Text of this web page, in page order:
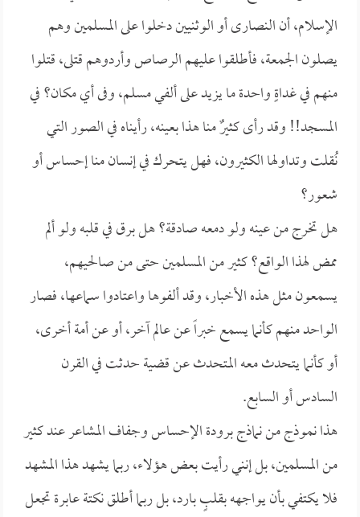
الإسلام، أن النصارى أو الوثنيين دخلوا على المسلمين وهم
يصلون الجمعة، فأطلقوا عليهم الرصاص وأردوهم قتلى، قتلوا
منهم في غداةٍ واحدة ما يزيد على ألفي مسلم، وفى أي مكان؟ في
المسجد!! وقد رأى كثيرٌ منا هذا بعينه، رأيناه في الصور التي
نُقلت وتداولها الكثيرون، فهل يتحرك في إنسان منا إحساس أو
شعور؟
هل تخرج من عينه ولو دمعه صادقة؟ هل برق في قلبه ولو ألم
ممض لهذا الواقع؟ كثير من المسلمين حتى من صالحيهم،
يسمعون مثل هذه الأخبار، وقد ألفوها واعتادوا سماعها، فصار
الواحد منهم كأنما يسمع خبراً عن عالم آخر، أو عن أمة أخرى،
أو كأنما يتحدث معه المتحدث عن قضية حدثت في القرن
السادس أو السابع.
هذا نموذج من نماذج برودة الإحساس وجفاف المشاعر عند كثير
من المسلمين، بل إنني رأيت بعض هؤلاء، ربما يشهد هذا المشهد
فلا يكتفي بأن يواجهه بقلبٍ بارد، بل ربما أطلق نكتة عابرة تجعل